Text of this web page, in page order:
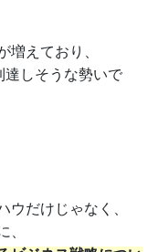
増えており、
達しそうな勢いで
ウだけじゃなく、
、